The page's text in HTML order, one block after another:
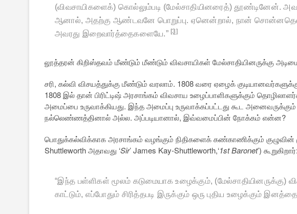
(விவசாயிகளைக்) கொல்லும்படி (மேல்சாதியினரைத்) தூண்டினேன்.
ஆனால், அதற்கு ஆண்டவனே பொறுப்பு. ஏனென்றால், நான்
அவரது இறைவார்த்தைகளையே.” [3]
லூத்தரன் கிறிஸ்தவம் மீண்டும் மீண்டும் விவசாயிகள் மேல்சாதியினருக்கு
சரி, கல்வி விசயத்துக்கு மீண்டும் வரலாம். 1808 வரை ஏழைக்
1808 இல் தான் பிரிட்டிஷ் அரசாங்கம் விவசாய உழைப்பாளிகளுக்கும்
அமைப்பை உருவாக்கியது. இந்த அமைப்பு உருவாக்கப்பட்டது கூட
நல்லெண்ணத்தினால் அல்ல. அப்படியானால், இவ்வமைப்பின் நோக்கம் என்ன?
பொதுக்கல்விக்காக அரசாங்கம் வழங்கும் நிதிகளைக் கண்காணிக்கும்
Shuttleworth அதாவது ‘Sir’ James Kay-Shuttleworth,‘1st Baronet’) கூறுகிறார்:
“இந்த பள்ளிகள் மூலம் கடுமையாக உழைக்கும், (மேல்சாதியினருக்கு)
காட்டும், எப்போதும் சிரித்தபடி இருக்கும் ஒரு புதிய உழைக்கும் இனத்தை